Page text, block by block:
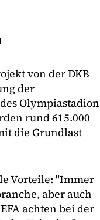
von der DKB
der
Olympiastadion
rund 615.000
die Grundlast
Vorteile: "Immer
aber auch
achten bei der